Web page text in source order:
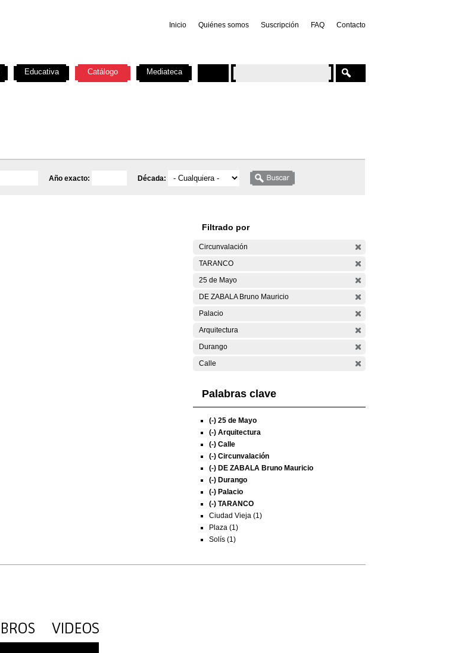
Inicio Quiénes somos Suscripción FAQ Contacto
Año exacto: Década:
Filtrado por
Circunvalación
TARANCO
25 de Mayo
DE ZABALA Bruno Mauricio
Palacio
Arquitectura
Durango
Calle
Palabras clave
(-) 25 de Mayo
(-) Arquitectura
(-) Calle
(-) Circunvalación
(-) DE ZABALA Bruno Mauricio
(-) Durango
(-) Palacio
(-) TARANCO
Ciudad Vieja (1)
Plaza (1)
Solís (1)
Educativa Catálogo Mediateca